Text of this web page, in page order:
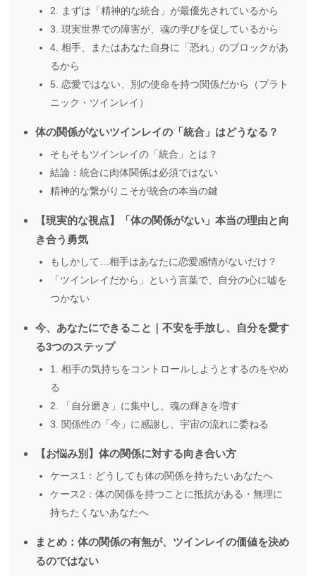
2. まずは「精神的な統合」が最優先されているから
3. 現実世界での障害が、魂の学びを促しているから
4. 相手、またはあなた自身に「恐れ」のブロックがあ
るから
5. 恋愛ではない、別の使命を持つ関係だから（プラト
ニック・ツインレイ）
体の関係がないツインレイの「統合」はどうなる？
そもそもツインレイの「統合」とは？
結論：統合に肉体関係は必須ではない
精神的な繋がりこそが統合の本当の鍵
【現実的な視点】「体の関係がない」本当の理由と向
き合う勇気
もしかして…相手はあなたに恋愛感情がないだけ？
「ツインレイだから」という言葉で、自分の心に嘘を
つかない
今、あなたにできること｜不安を手放し、自分を愛す
る3つのステップ
1. 相手の気持ちをコントロールしようとするのをやめ
る
2. 「自分磨き」に集中し、魂の輝きを増す
3. 関係性の「今」に感謝し、宇宙の流れに委ねる
【お悩み別】体の関係に対する向き合い方
ケース1：どうしても体の関係を持ちたいあなたへ
ケース2：体の関係を持つことに抵抗がある・無理に
持ちたくないあなたへ
まとめ：体の関係の有無が、ツインレイの価値を決め
るのではない